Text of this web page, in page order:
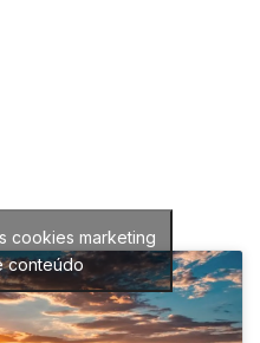
cookies marketing
conteúdo